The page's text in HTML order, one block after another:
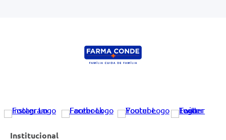
Institucional